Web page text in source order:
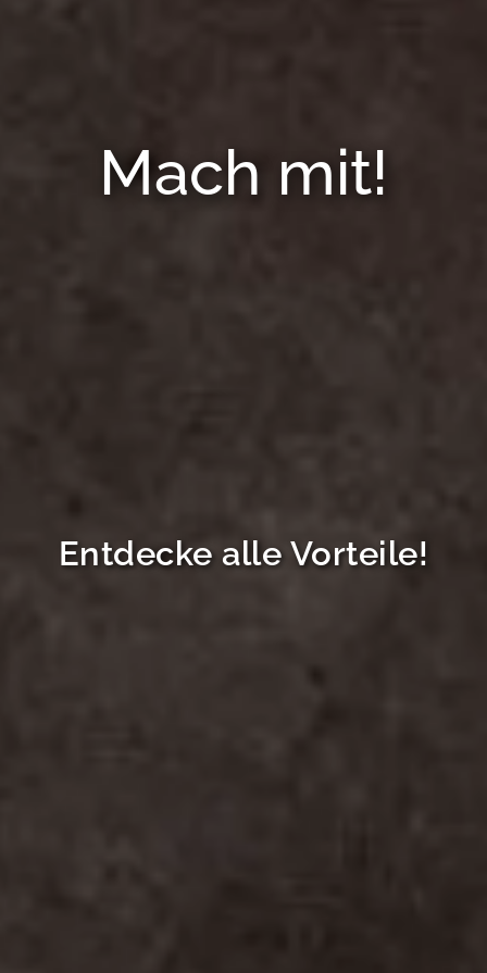
Mach mit!
Entdecke alle Vorteile!